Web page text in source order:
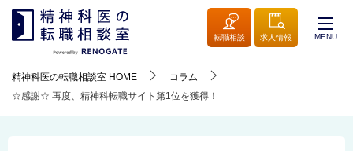
転職相談 求人情報 MENU
精神科医の転職相談室 HOME
コラム
☆感謝☆ 再度、精神科転職サイト第1位を獲得！